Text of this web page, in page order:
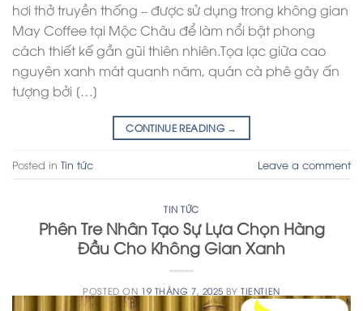
hơi thở truyền thống – được sử dụng trong không gian
May Coffee tại Mộc Châu để làm nổi bật phong
cách thiết kế gần gũi thiên nhiên.Tọa lạc giữa cao
nguyên xanh mát quanh năm, quán cà phê gây ấn
tượng bởi […]
CONTINUE READING →
Posted in Tin tức Leave a comment
TIN TỨC
Phên Tre Nhân Tạo Sự Lựa Chọn Hàng
Đầu Cho Không Gian Xanh
POSTED ON 19 THÁNG 7, 2025 BYTIENTIEN